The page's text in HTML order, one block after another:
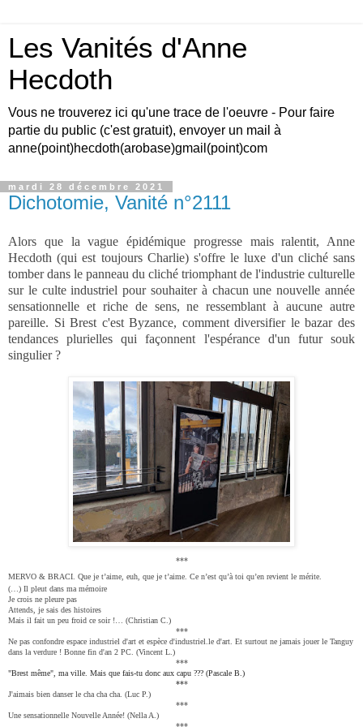
Les Vanités d'Anne
Hecdoth
Vous ne trouverez ici qu'une trace de l'oeuvre - Pour faire
partie du public (c'est gratuit), envoyer un mail à
anne(point)hecdoth(arobase)gmail(point)com
mardi 28 décembre 2021
Dichotomie, Vanité n°2111
Alors que la vague épidémique progresse mais ralentit, Anne
Hecdoth (qui est toujours Charlie) s'offre le luxe d'un cliché sans
tomber dans le panneau du cliché triomphant de l'industrie culturelle
sur le culte industriel pour souhaiter à chacun une nouvelle année
sensationnelle et riche de sens, ne ressemblant à aucune autre
pareille. Si Brest c'est Byzance, comment diversifier le bazar des
tendances plurielles qui façonnent l'espérance d'un futur souk
singulier ?
***
MERVO & BRACI. Que je t’aime, euh, que je t’aime. Ce n’est qu’à toi qu’en revient le mérite.
(…) Il pleut dans ma mémoire
Je crois ne pleure pas
Attends, je sais des histoires
Mais il fait un peu froid ce soir !… (Christian C.)
***
Ne pas confondre espace industriel d'art et espèce d'industriel.le d'art. Et surtout ne jamais jouer le Tanguy
dans la verdure ! Bonne fin d'an 2 PC. (Vincent L.)
***
"Brest même", ma ville. Mais que fais-tu donc aux capu ??? (Pascale B.)
***
J'aimais bien danser le cha cha cha. (Luc P.)
***
Une sensationnelle Nouvelle Année! (Nella A.)